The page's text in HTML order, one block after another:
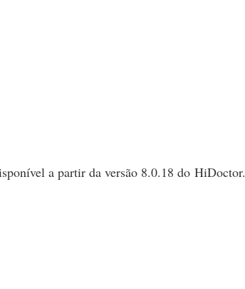
a partir da versão 8.0.18 do HiDoctor.